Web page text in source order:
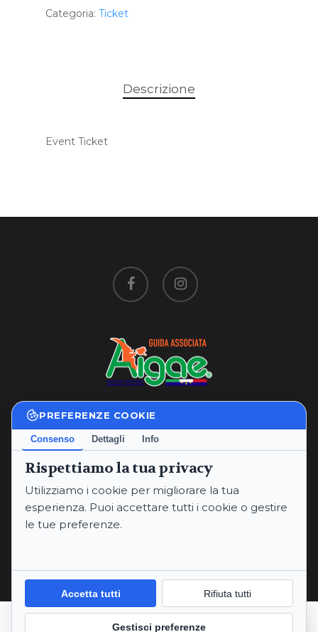
PREFERENZE COOKIE
Consenso Dettagli Info
Rispettiamo la tua privacy
Utilizziamo i cookie per migliorare la tua
esperienza. Puoi accettare tutti i cookie o gestire
le tue preferenze.
Informativa sulla PrivacyCookie Policy
Accetta tutti Rifiuta tutti
Gestisci preferenze
Categoria: Ticket
Descrizione
Event Ticket
facebook instagram
Privacy Policy|Cookie Policy
Termini e Condizioni
P.IVA: 02234760565
Email:annaritaproperzi@gmail.com
PEC:annaritaproperzi@pec.it
Telefoni:
Termini e Condizioni